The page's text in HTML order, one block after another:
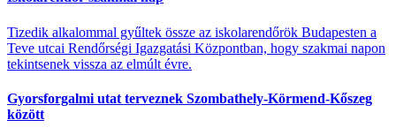
Tizedik alkalommal gyűltek össze az iskolarendőrök Budapesten a
Teve utcai Rendőrségi Igazgatási Központban, hogy szakmai napon
tekintsenek vissza az elmúlt évre.
Gyorsforgalmi utat terveznek Szombathely-Körmend-Kőszeg
között